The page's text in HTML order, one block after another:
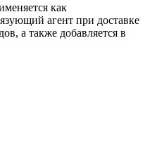
как
агент при доставке
а также добавляется в